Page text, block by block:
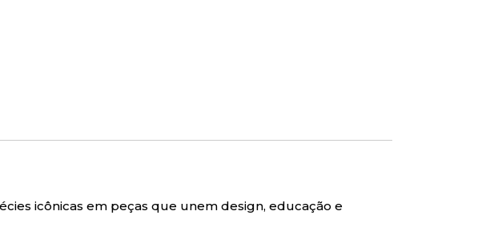
icônicas em peças que unem design, educação e